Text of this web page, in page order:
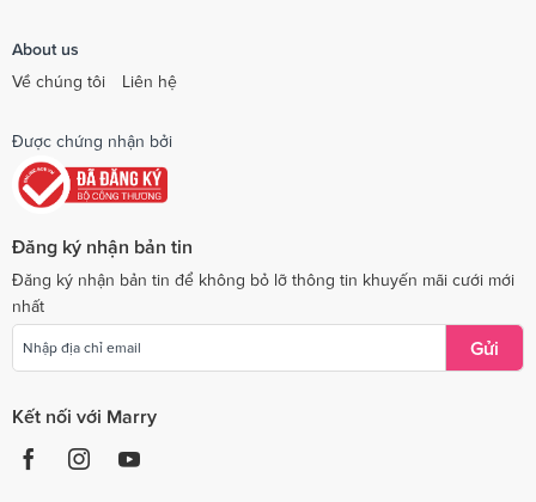
About us
Về chúng tôi
Liên hệ
Được chứng nhận bởi
Đăng ký nhận bản tin
Đăng ký nhận bản tin để không bỏ lỡ thông tin khuyến mãi cưới mới
nhất
Gửi
Kết nối với Marry